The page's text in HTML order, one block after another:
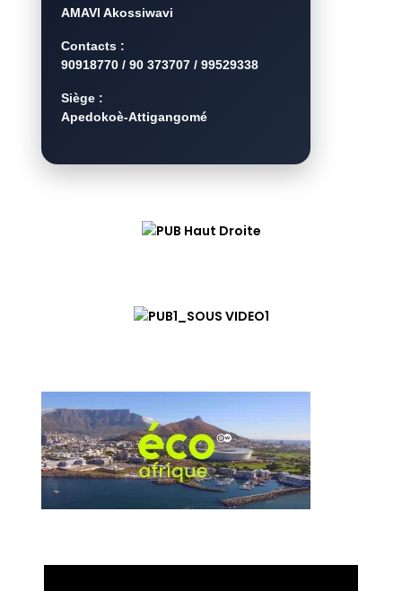
AMAVI Akossiwavi
Contacts :
90918770 / 90 373707 / 99529338
Siège :
Apedokoè-Attigangomé